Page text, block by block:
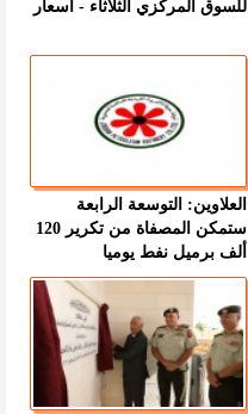
للسوق المركزي الثلاثاء - اسعار
العلاوين: التوسعة الرابعة
ستمكن المصفاة من تكرير 120
ألف برميل نفط يوميا